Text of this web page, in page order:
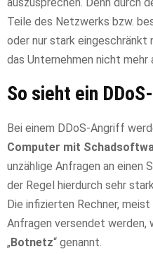
auszusprechen. Denn durch
Teile des Netzwerks bzw.
oder nur stark eingeschränkt
das Unternehmen nicht mehr
So sieht ein
Bei einem DDoS-Angriff
Computer mit
unzählige Anfragen an einen
der Regel hierdurch sehr
Die infizierten Rechner,
Anfragen versendet werden,
„ Botnetz“ genannt.